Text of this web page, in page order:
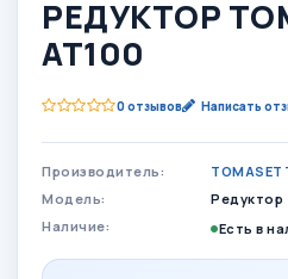
РЕДУКТОР
AT100
0 отзывов Написать
Производитель:
Модель:
Редуктор
Наличие:
Есть в